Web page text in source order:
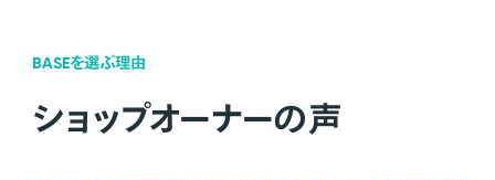
BASEを選ぶ理由
ショップオーナーの声